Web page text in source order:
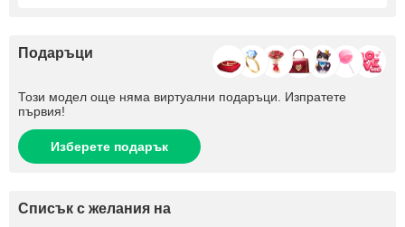
Подаръци
Този модел още няма виртуални подаръци. Изпратете
първия!
Изберете подарък
Списък с желания на